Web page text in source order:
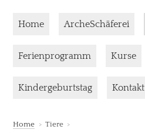
Skip to content
Home ArcheSchäferei
Ferienprogramm Kurse
Kindergeburtstag Kontakt
Home Tiere